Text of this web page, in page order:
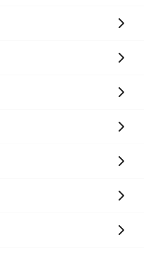
（1,650円）
プリザーブドフラワーを同
す。予めご了承くださ